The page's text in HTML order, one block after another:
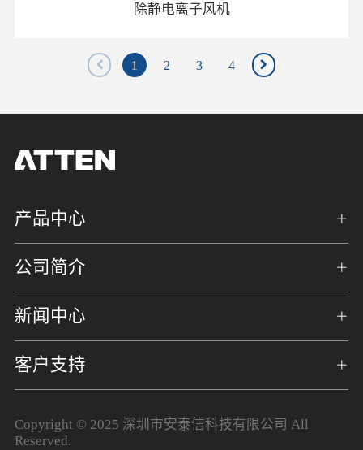
除静电离子风机
1 2 3 4
产品中心
公司简介
新闻中心
客户支持
Copyright © 2025 深圳市安泰信科技有限公司 All
Reserved.